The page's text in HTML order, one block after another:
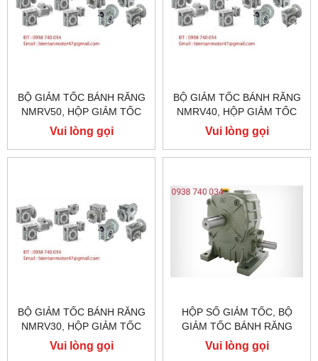
BỘ GIẢM TỐC BÁNH RĂNG
NMRV50, HỘP GIẢM TỐC
NMRV050, TỶ LỆ TỐC ĐỘ 1:
7,5
Vui lòng gọi
BỘ GIẢM TỐC BÁNH RĂNG
NMRV40, HỘP GIẢM TỐC
NMRV040, TỶ LỆ TỐC ĐỘ 1:
7,5
Vui lòng gọi
BỘ GIẢM TỐC BÁNH RĂNG
NMRV30, HỘP GIẢM TỐC
NMRV030, TỶ LỆ TỐC ĐỘ 1:
7,5
Vui lòng gọi
HỘP SỐ GIẢM TỐC, BỘ
GIẢM TỐC BÁNH RĂNG
WPS250:WPS80 WPS120
WPS135 WPS147 WPS155
Vui lòng gọi